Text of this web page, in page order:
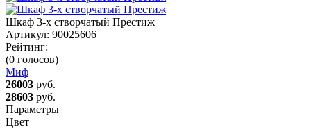
Шкаф 3-х створчатый Престиж
Артикул: 90025606
Рейтинг:
(0 голосов)
Миф
26003 руб.
28603 руб.
Параметры
Цвет